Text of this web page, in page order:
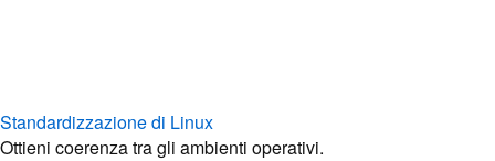
Standardizzazione di Linux
Ottieni coerenza tra gli ambienti operativi.